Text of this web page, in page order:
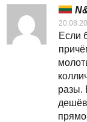
Если
разы.
прямо